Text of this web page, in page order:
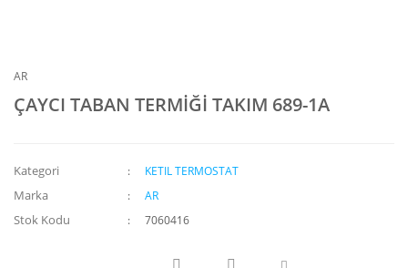
AR
ÇAYCI TABAN TERMİĞİ TAKIM 689-1A
Kategori KETIL TERMOSTAT
Marka AR
Stok Kodu 7060416